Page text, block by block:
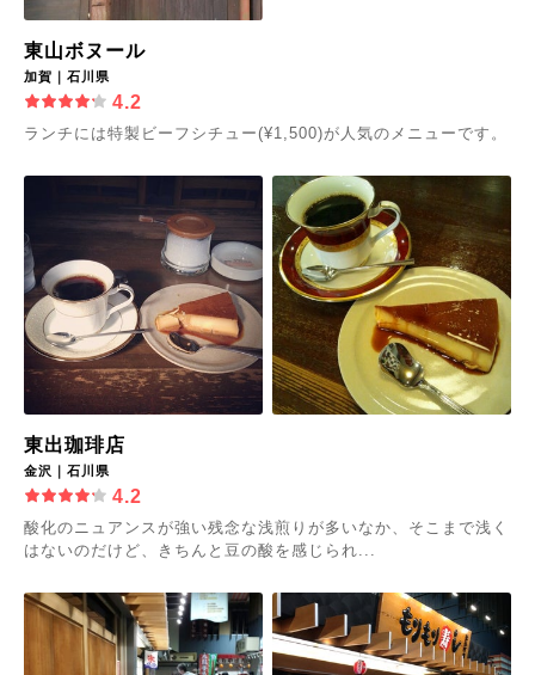
東山ボヌール
加賀｜石川県
4.2
ランチには特製ビーフシチュー(¥1,500)が人気のメニューです。
東出珈琲店
金沢｜石川県
4.2
酸化のニュアンスが強い残念な浅煎りが多いなか、そこまで浅く
はないのだけど、きちんと豆の酸を感じられ...